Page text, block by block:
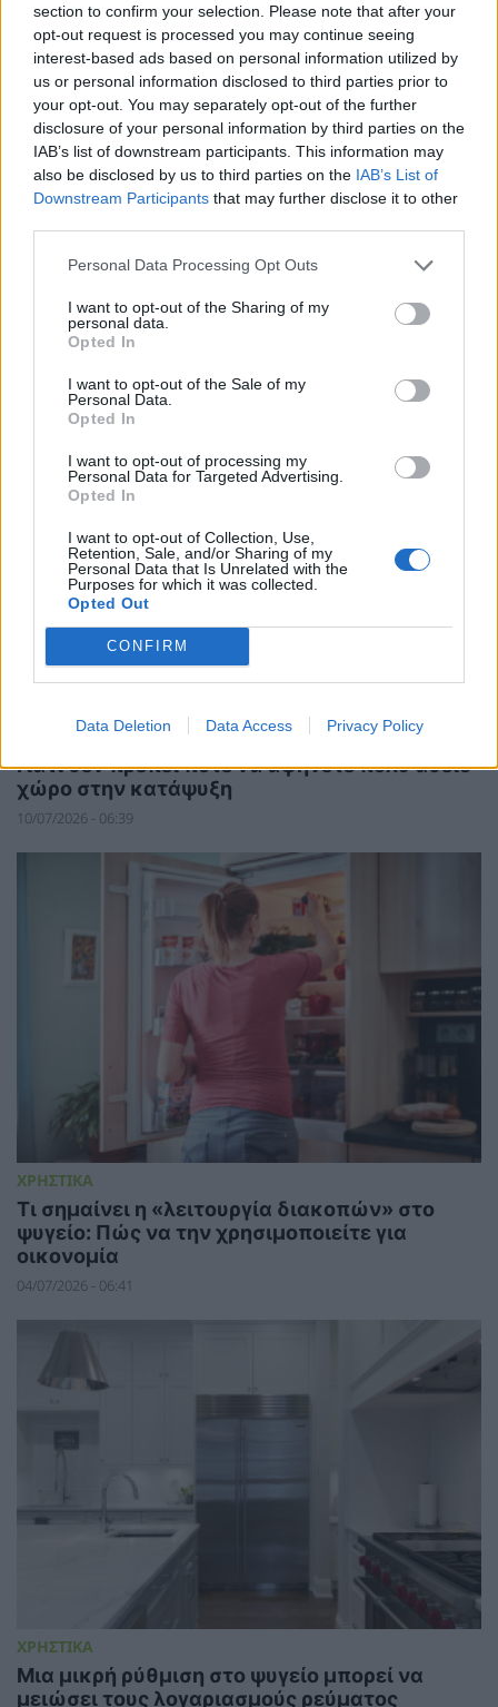
section to confirm your selection. Please note that after your
opt-out request is processed you may continue seeing
interest-based ads based on personal information utilized by
us or personal information disclosed to third parties prior to
your opt-out. You may separately opt-out of the further
disclosure of your personal information by third parties on the
IAB’s list of downstream participants. This information may
also be disclosed by us to third parties on the IAB’s List of
Downstream Participants that may further disclose it to other
Personal Data Processing Opt Outs
I want to opt-out of the Sharing of my
personal data.
Opted In
I want to opt-out of the Sale of my
Personal Data.
Opted In
I want to opt-out of processing my
Personal Data for Targeted Advertising.
Opted In
I want to opt-out of Collection, Use,
Retention, Sale, and/or Sharing of my
Personal Data that Is Unrelated with the
Purposes for which it was collected.
Opted Out
CONFIRM
Data Deletion Data Access Privacy Policy
Επτά τρόποι για να διατηρήσετε το ψυγείο
σας δροσερό στον καύσωνα
20/07/2026 - 06:47
ΧΡΗΣΤΙΚΑ
Γιατί δεν πρέπει ποτέ να αφήνετε πολύ άδειο
χώρο στην κατάψυξη
10/07/2026 - 06:39
ΧΡΗΣΤΙΚΑ
Τι σημαίνει η «λειτουργία διακοπών» στο
ψυγείο: Πώς να την χρησιμοποιείτε για
οικονομία
04/07/2026 - 06:41
ΧΡΗΣΤΙΚΑ
Μια μικρή ρύθμιση στο ψυγείο μπορεί να
μειώσει τους λογαριασμούς ρεύματος